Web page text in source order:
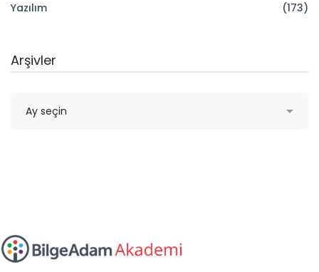
Yazılım
(173)
Arşivler